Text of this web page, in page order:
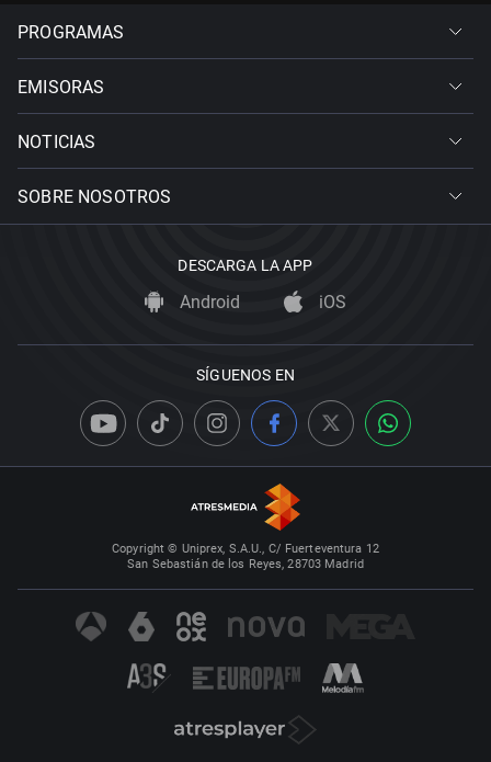
PROGRAMAS
EMISORAS
NOTICIAS
SOBRE NOSOTROS
DESCARGA LA APP
Android iOS
SÍGUENOS EN
Copyright © Uniprex, S.A.U., C/ Fuerteventura 12
San Sebastián de los Reyes, 28703 Madrid